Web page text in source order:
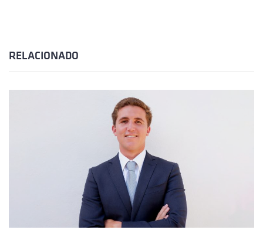
RELACIONADO